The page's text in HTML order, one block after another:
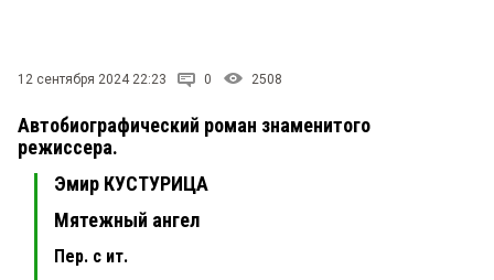
СТИЛЬ ЖИЗНИ
12 сентября 2024 22:23 0 2508
Автобиографический роман знаменитого
режиссера.
Эмир КУСТУРИЦА
Мятежный ангел
Пер. с ит.